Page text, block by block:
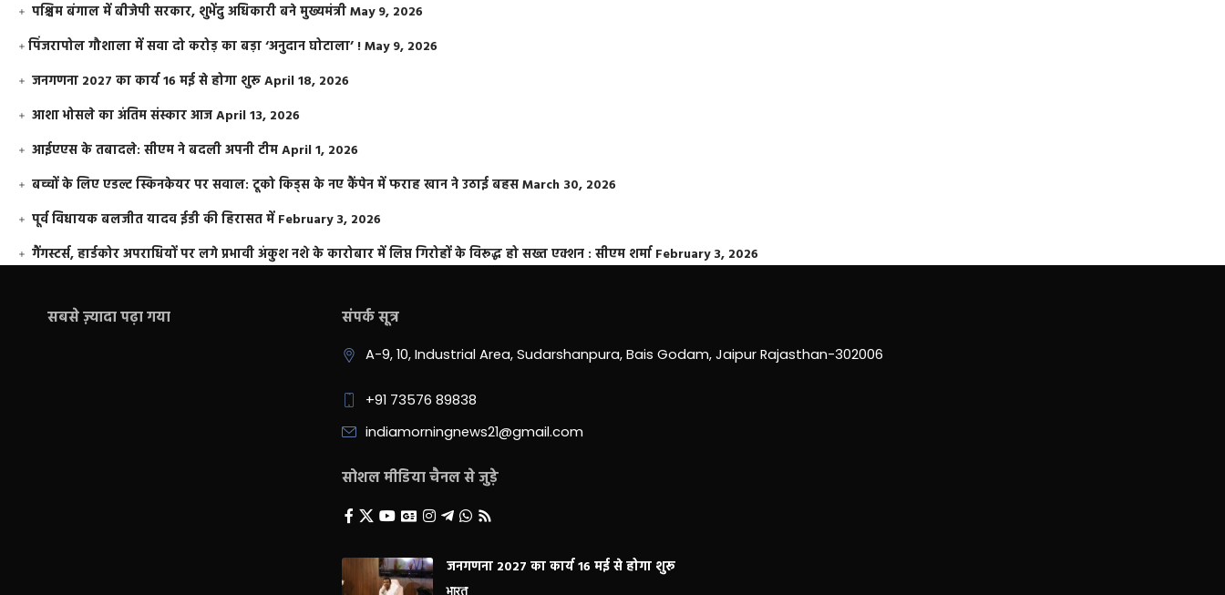
पश्चिम बंगाल में बीजेपी सरकार, शुभेंदु अधिकारी बने मुख्यमंत्रीMay 9, 2026
​पिंजरापोल गौशाला में सवा दो करोड़ का बड़ा ‘अनुदान घोटाला’ !May 9, 2026
जनगणना 2027 का कार्य 16 मई से होगा शुरूApril 18, 2026
आशा भोसले का अंतिम संस्कार आजApril 13, 2026
आईएएस के तबादले: सीएम ने बदली अपनी टीमApril 1, 2026
बच्चों के लिए एडल्ट स्किनकेयर पर सवाल: टूको किड्स के नए कैंपेन में फराह खान ने उठाई बहसMarch 30, 2026
पूर्व विधायक बलजीत यादव ईडी की हिरासत में February 3, 2026
गैंगस्टर्स, हार्डकोर अपराधियों पर लगे प्रभावी अंकुश नशे के कारोबार में लिप्त गिरोहों के विरूद्ध हो सख्त एक्शन : सीएम शर्मा February 3, 2026
सबसे ज़्यादा पढ़ा गया संपर्क सूत्र
A-9, 10, Industrial Area, Sudarshanpura, Bais Godam, Jaipur Rajasthan-302006
+91 73576 89838
indiamorningnews21@gmail.com
सोशल मीडिया चैनल से जुड़े
जनगणना 2027 का कार्य 16 मई से होगा शुरू